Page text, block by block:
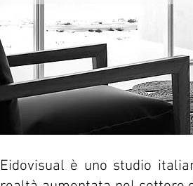
Eidovisual è uno studio